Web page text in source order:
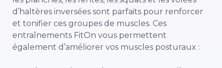
d’haltères inversées sont parfaits pour renforcer
et tonifier ces groupes de muscles. Ces
entraînements FitOn vous permettent
également d’améliorer vos muscles posturaux :